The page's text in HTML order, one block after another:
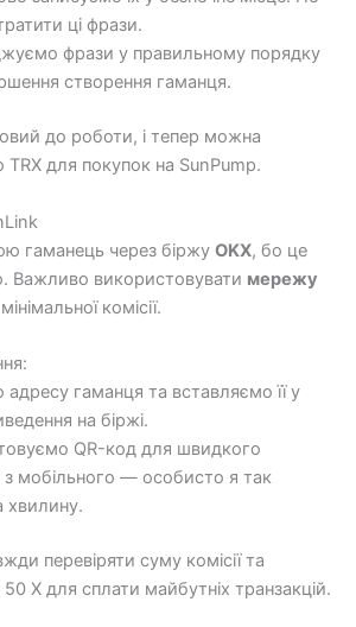
ці фрази.
фрази у правильному порядку
створення гаманця.
до роботи, і тепер можна
для покупок на SunPump.
гаманець через біржу OKX, бо це
Важливо використовувати мережу
комісії.
адресу гаманця та вставляємо її у
на біржі.
QR-код для швидкого
з мобільного — особисто я так
хвилину.
перевіряти суму комісії та
X для сплати майбутніх транзакцій.